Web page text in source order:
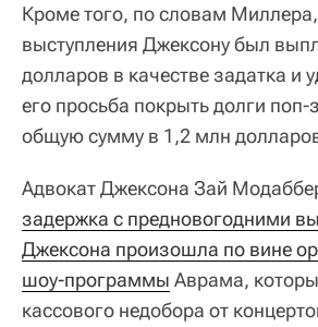
Кроме того, по словам
выступления Джексону был
долларов в качестве задатка и
его просьба покрыть долги
общую сумму в 1,2 млн
Адвокат Джексона Зай
задержка с предновогодними
Джексона произошла по вине
шоу-программы Аврама,
кассового недобора от